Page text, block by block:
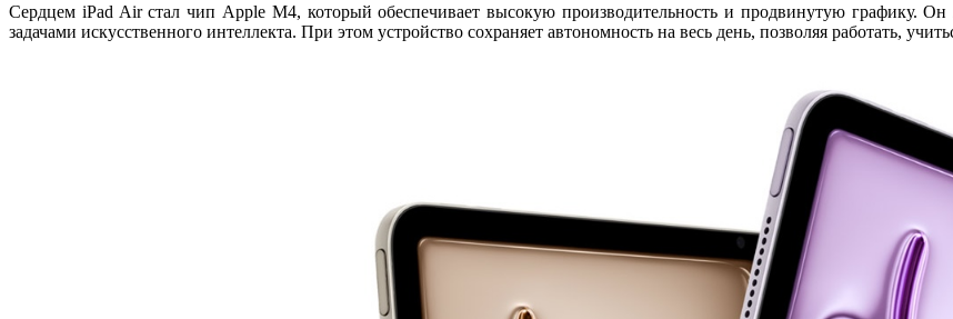
Сердцем iPad Air стал чип Apple M4, который обеспечивает высокую производительность и продвинутую графику.
задачами искусственного интеллекта. При этом устройство сохраняет автономность на весь день, позволяя работать,